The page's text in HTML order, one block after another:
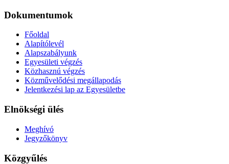
Dokumentumok
Főoldal
Alapítólevél
Alapszabályunk
Egyesületi végzés
Közhasznú végzés
Közművelődési megállapodás
Jelentkezési lap az Egyesületbe
Elnökségi ülés
Meghívó
Jegyzőkönyv
Közgyűlés